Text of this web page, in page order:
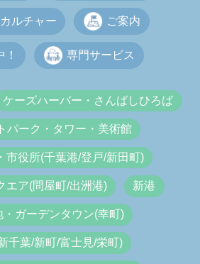
ルチャー ご案内
専門サービス
ケーズハーバー・さんばしひろば
パーク・タワー・美術館
市役所(千葉港/登戸/新田町)
エア(問屋町/出洲港) 新港
・ガーデンタウン(幸町)
千葉/新町/富士見/栄町)